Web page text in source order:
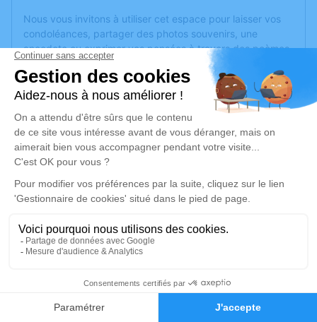
Faire-part Hommages
Nous vous invitons à utiliser cet espace pour laisser vos
condoléances, partager des photos souvenirs, une
anecdote ou exprimer vos pensées à travers des poèmes
ou des textes. Cet endroit est un lieu d'expression dédié à
honorer la mémoire de Michel CHAUVEAU.
Un service de plantation d’arbre hommage estdisponible
ici.
Cérémonie religieuse
vendredi 07 août 2020 à 14h30
Église Saint Pierre de la Croix Blanche
d'Angers
49100 Angers